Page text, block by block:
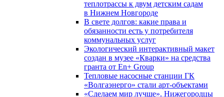
теплотрассы к двум детским садам
в Нижнем Новгороде
В свете долгов: какие права и
обязанности есть у потребителя
коммунальных услуг
Экологический интерактивный макет
создан в музее «Кварки» на средства
гранта от En+ Group
Тепловые насосные станции ГК
«Волгаэнерго» стали арт-объектами
«Сделаем мир лучше». Нижегородцы